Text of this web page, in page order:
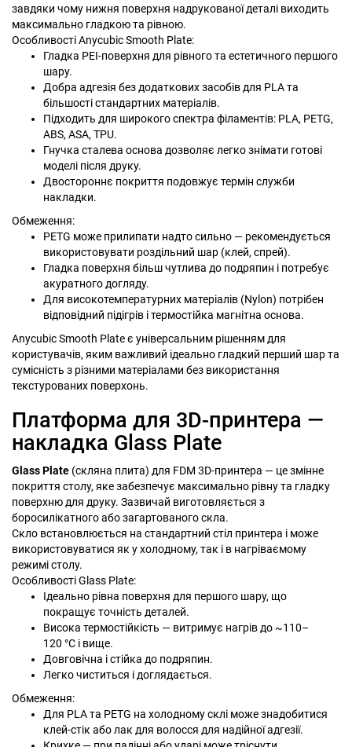
завдяки чому нижня поверхня надрукованої деталі виходить
максимально гладкою та рівною.
Особливості Anycubic Smooth Plate:
Гладка PEI-поверхня для рівного та естетичного першого
шару.
Добра адгезія без додаткових засобів для PLA та
більшості стандартних матеріалів.
Підходить для широкого спектра філаментів: PLA, PETG,
ABS, ASA, TPU.
Гнучка сталева основа дозволяє легко знімати готові
моделі після друку.
Двостороннє покриття подовжує термін служби
накладки.
Обмеження:
PETG може прилипати надто сильно — рекомендується
використовувати роздільний шар (клей, спрей).
Гладка поверхня більш чутлива до подряпин і потребує
акуратного догляду.
Для високотемпературних матеріалів (Nylon) потрібен
відповідний підігрів і термостійка магнітна основа.
Anycubic Smooth Plate є універсальним рішенням для
користувачів, яким важливий ідеально гладкий перший шар та
сумісність з різними матеріалами без використання
текстурованих поверхонь.
Платформа для 3D-принтера —
накладка Glass Plate
Glass Plate (скляна плита) для FDM 3D-принтера — це змінне
покриття столу, яке забезпечує максимально рівну та гладку
поверхню для друку. Зазвичай виготовляється з
боросилікатного або загартованого скла.
Скло встановлюється на стандартний стіл принтера і може
використовуватися як у холодному, так і в нагріваємому
режимі столу.
Особливості Glass Plate:
Ідеально рівна поверхня для першого шару, що
покращує точність деталей.
Висока термостійкість — витримує нагрів до ~110–
120 °C і вище.
Довговічна і стійка до подряпин.
Легко чиститься і доглядається.
Обмеження:
Для PLA та PETG на холодному склі може знадобитися
клей-стік або лак для волосся для надійної адгезії.